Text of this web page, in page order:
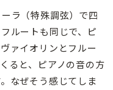
ラ（特殊調弦）で四
ルートも同じで、ピ
ァイオリンとフルー
ると、ピアノの音の方
なぜそう感じてしま